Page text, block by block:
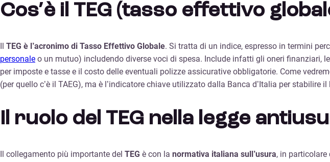
Cos’è il TEG (tasso effettivo
Il TEG è l’acronimo di Tasso Effettivo Globale. Si tratta di un indice, espresso in termini
personale o un mutuo) includendo diverse voci di spesa. Include infatti gli oneri finanziari,
per imposte e tasse e il costo delle eventuali polizze assicurative obbligatorie. Come
(per quello c’è il TAEG), ma è l’indicatore chiave utilizzato dalla Banca d’Italia per stabilire
Il ruolo del TEG nella legge
Il collegamento più importante del TEG è con la normativa italiana sull’usura, in